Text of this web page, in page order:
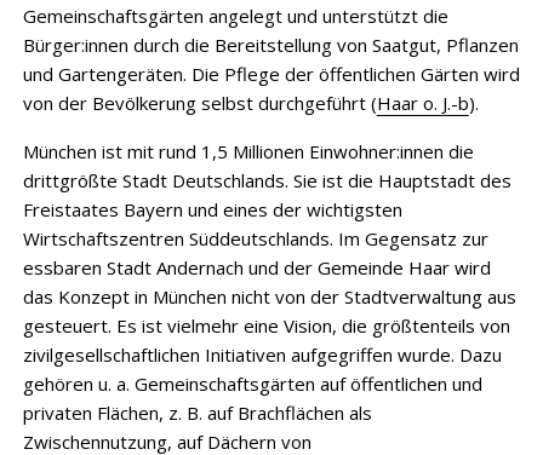
Gemeinschaftsgärten angelegt und unterstützt die
Bürger:innen durch die Bereitstellung von Saatgut, Pflanzen
und Gartengeräten. Die Pflege der öffentlichen Gärten wird
von der Bevölkerung selbst durchgeführt (Haar o. J.-b).
München ist mit rund 1,5 Millionen Einwohner:innen die
drittgrößte Stadt Deutschlands. Sie ist die Hauptstadt des
Freistaates Bayern und eines der wichtigsten
Wirtschaftszentren Süddeutschlands. Im Gegensatz zur
essbaren Stadt Andernach und der Gemeinde Haar wird
das Konzept in München nicht von der Stadtverwaltung aus
gesteuert. Es ist vielmehr eine Vision, die größtenteils von
zivilgesellschaftlichen Initiativen aufgegriffen wurde. Dazu
gehören u. a. Gemeinschaftsgärten auf öffentlichen und
privaten Flächen, z. B. auf Brachflächen als
Zwischennutzung, auf Dächern von